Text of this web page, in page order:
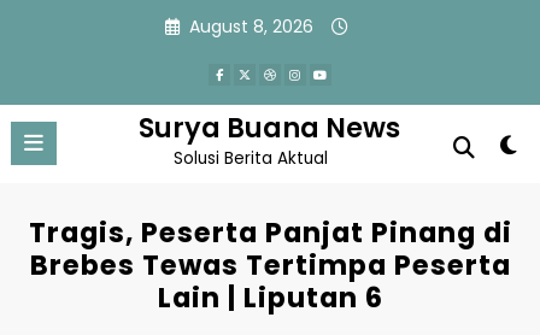
August 8, 2026
Surya Buana News
Solusi Berita Aktual
Tragis, Peserta Panjat Pinang di
Brebes Tewas Tertimpa Peserta
Lain | Liputan 6